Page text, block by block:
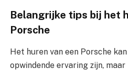
Belangrijke tips bij het
Porsche
Het huren van een Porsche
opwindende ervaring zijn,